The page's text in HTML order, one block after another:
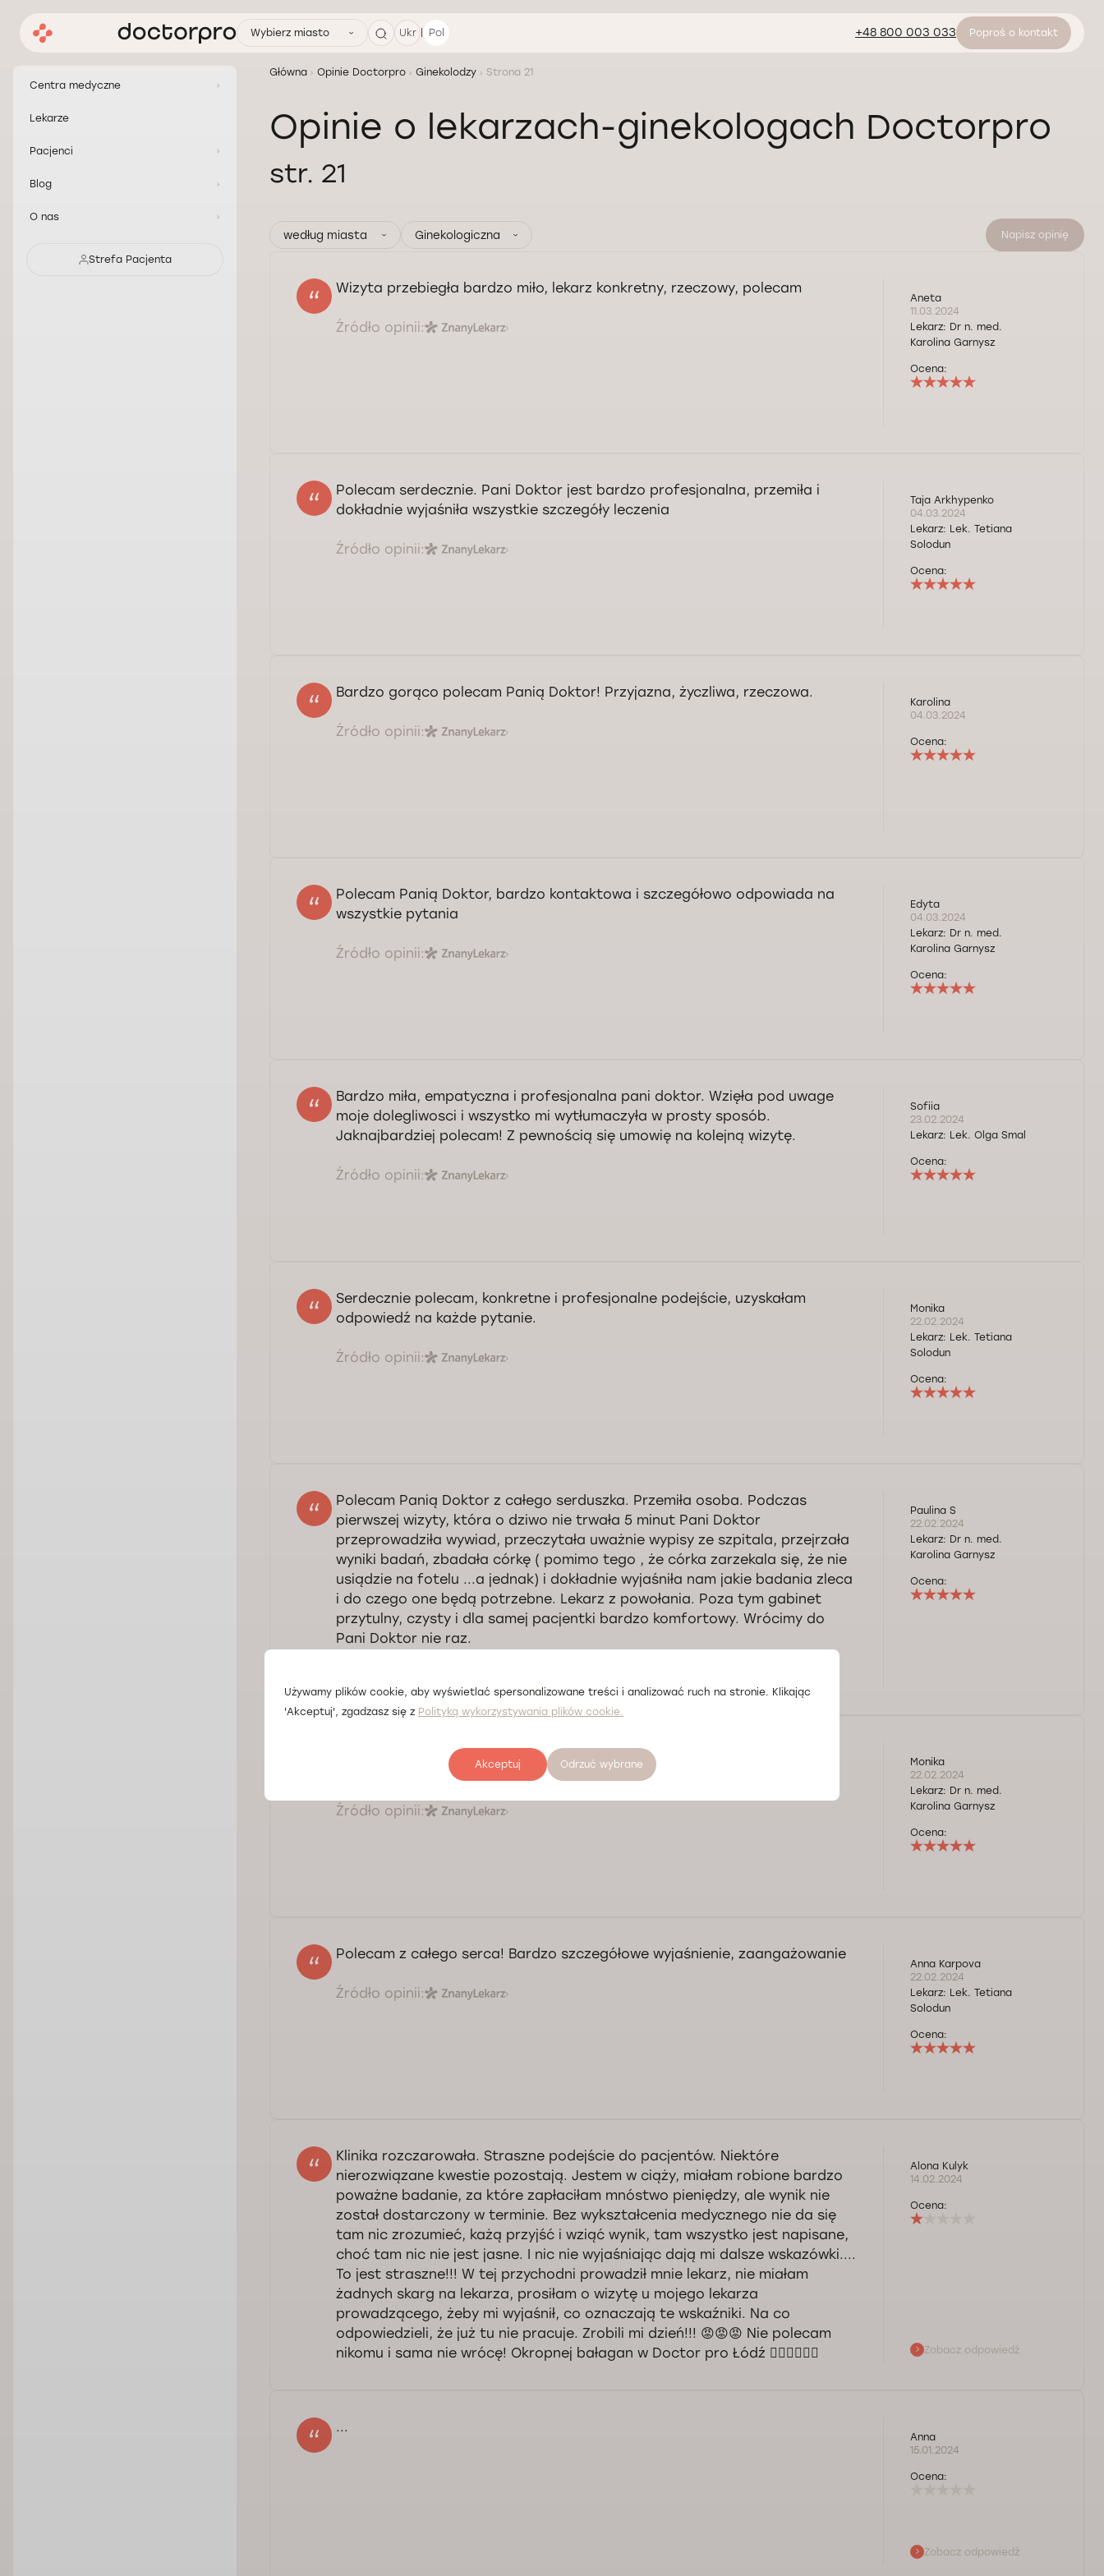
Wybierz miasto Ukr | Pol +48 800 003 033 Poproś o kontakt
Centra medyczne
Lekarze
Pacjenci
Blog
O nas
Strefa Pacjenta
Główna Opinie Doctorpro Ginekolodzy Strona 21
Opinie o lekarzach-ginekologach Doctorpro
str. 21
według miasta Ginekologiczna Napisz opinię
Wizyta przebiegła bardzo miło, lekarz konkretny, rzeczowy, polecam
Źródło opinii:
Aneta
11.03.2024
Lekarz: Dr n. med.
Karolina Garnysz
Ocena:
Polecam serdecznie. Pani Doktor jest bardzo profesjonalna, przemiła i
dokładnie wyjaśniła wszystkie szczegóły leczenia
Źródło opinii:
Taja Arkhypenko
04.03.2024
Lekarz: Lek. Tetiana
Solodun
Ocena:
Bardzo gorąco polecam Panią Doktor! Przyjazna, życzliwa, rzeczowa.
Źródło opinii:
Karolina
04.03.2024
Ocena:
Polecam Panią Doktor, bardzo kontaktowa i szczegółowo odpowiada na
wszystkie pytania
Źródło opinii:
Edyta
04.03.2024
Lekarz: Dr n. med.
Karolina Garnysz
Ocena:
Bardzo miła, empatyczna i profesjonalna pani doktor. Wzięła pod uwage
moje dolegliwosci i wszystko mi wytłumaczyła w prosty sposób.
Jaknajbardziej polecam! Z pewnością się umowię na kolejną wizytę.
Źródło opinii:
Sofiia
23.02.2024
Lekarz: Lek. Olga Smal
Ocena:
Serdecznie polecam, konkretne i profesjonalne podejście, uzyskałam
odpowiedź na każde pytanie.
Źródło opinii:
Monika
22.02.2024
Lekarz: Lek. Tetiana
Solodun
Ocena:
Polecam Panią Doktor z całego serduszka. Przemiła osoba. Podczas
pierwszej wizyty, która o dziwo nie trwała 5 minut Pani Doktor
przeprowadziła wywiad, przeczytała uważnie wypisy ze szpitala, przejrzała
wyniki badań, zbadała córkę ( pomimo tego , że córka zarzekala się, że nie
usiądzie na fotelu ...a jednak) i dokładnie wyjaśniła nam jakie badania zleca
i do czego one będą potrzebne. Lekarz z powołania. Poza tym gabinet
przytulny, czysty i dla samej pacjentki bardzo komfortowy. Wrócimy do
Pani Doktor nie raz.
Paulina S
22.02.2024
Lekarz: Dr n. med.
Karolina Garnysz
Ocena:
Bardzo rzeczowa pani Doktor. Cały czas w trakcie wizyty tłumaczyła co
będzie robić. Dała dokładne zalecenia. Bardzo dobre pierwsze wrażenie.
Źródło opinii:
Monika
22.02.2024
Lekarz: Dr n. med.
Karolina Garnysz
Ocena:
Polecam z całego serca! Bardzo szczegółowe wyjaśnienie, zaangażowanie
Źródło opinii:
Anna Karpova
22.02.2024
Lekarz: Lek. Tetiana
Solodun
Ocena:
Klinika rozczarowała. Straszne podejście do pacjentów. Niektóre
nierozwiązane kwestie pozostają. Jestem w ciąży, miałam robione bardzo
poważne badanie, za które zapłaciłam mnóstwo pieniędzy, ale wynik nie
został dostarczony w terminie. Bez wykształcenia medycznego nie da się
tam nic zrozumieć, każą przyjść i wziąć wynik, tam wszystko jest napisane,
choć tam nic nie jest jasne. I nic nie wyjaśniając dają mi dalsze wskazówki....
To jest straszne!!! W tej przychodni prowadził mnie lekarz, nie miałam
żadnych skarg na lekarza, prosiłam o wizytę u mojego lekarza
prowadzącego, żeby mi wyjaśnił, co oznaczają te wskaźniki. Na co
odpowiedzieli, że już tu nie pracuje. Zrobili mi dzień!!! 😡😡😡 Nie polecam
nikomu i sama nie wrócę! Okropnej bałagan w Doctor pro Łódź 👎🏼👎🏼👎🏼
Alona Kulyk
14.02.2024
Ocena:
Zobacz odpowiedź
...
Anna
15.01.2024
Ocena:
Zobacz odpowiedź
Używamy plików cookie, aby wyświetlać spersonalizowane treści i analizować ruch na stronie. Klikając
'Akceptuj', zgadzasz się z Polityką wykorzystywania plików cookie.
Akceptuj Odrzuć wybrane